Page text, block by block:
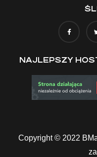
NAJLEPSZY
Copyright © 2022